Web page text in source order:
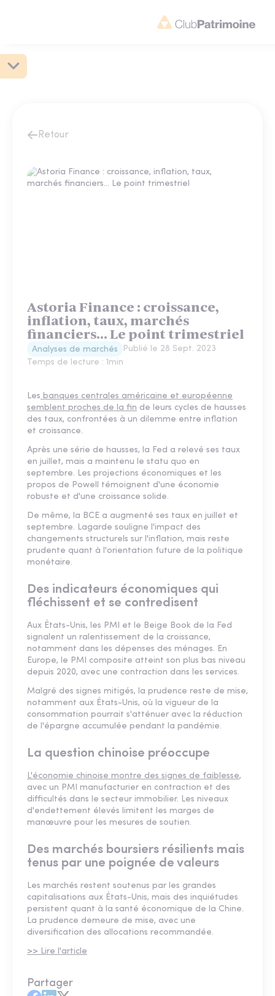
Retour
Astoria Finance : croissance,
inflation, taux, marchés
financiers... Le point trimestriel
Analyses de marchés Publié le 28 Sept. 2023
Temps de lecture : 1min
Les banques centrales américaine et européenne
semblent proches de la fin de leurs cycles de hausses
des taux, confrontées à un dilemme entre inflation
et croissance.
Après une série de hausses, la Fed a relevé ses taux
en juillet, mais a maintenu le statu quo en
septembre. Les projections économiques et les
propos de Powell témoignent d'une économie
robuste et d'une croissance solide.
De même, la BCE a augmenté ses taux en juillet et
septembre. Lagarde souligne l'impact des
changements structurels sur l'inflation, mais reste
prudente quant à l'orientation future de la politique
monétaire.
Des indicateurs économiques qui
fléchissent et se contredisent
Aux États-Unis, les PMI et le Beige Book de la Fed
signalent un ralentissement de la croissance,
notamment dans les dépenses des ménages. En
Europe, le PMI composite atteint son plus bas niveau
depuis 2020, avec une contraction dans les services.
Malgré des signes mitigés, la prudence reste de mise,
notamment aux États-Unis, où la vigueur de la
consommation pourrait s'atténuer avec la réduction
de l'épargne accumulée pendant la pandémie.
La question chinoise préoccupe
L'économie chinoise montre des signes de faiblesse,
avec un PMI manufacturier en contraction et des
difficultés dans le secteur immobilier. Les niveaux
d'endettement élevés limitent les marges de
manœuvre pour les mesures de soutien.
Des marchés boursiers résilients mais
tenus par une poignée de valeurs
Les marchés restent soutenus par les grandes
capitalisations aux États-Unis, mais des inquiétudes
persistent quant à la santé économique de la Chine.
La prudence demeure de mise, avec une
diversification des allocations recommandée.
>> Lire l'article
Partager